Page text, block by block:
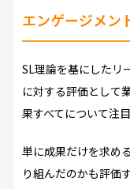
エンゲージメン
SL理論を基にしたリ
に対する評価として
果すべてについて注
単に成果だけを求め
り組んだのかも評価